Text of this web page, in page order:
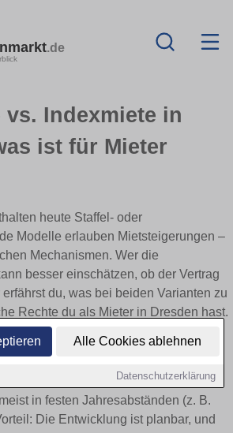
Alle Cookies ablehnen
Datenschutzerklärung
.de
vs. Indexmiete in
ist für Mieter
heute Staffel- oder
Modelle erlauben Mietsteigerungen –
Mechanismen. Wer die
besser einschätzen, ob der Vertrag
du, was bei beiden Varianten zu
Rechte du als Mieter in Dresden hast.
werden Mieterhöhungenbereits im
in festen Jahresabständen (z. B.
Die Entwicklung ist planbar, und